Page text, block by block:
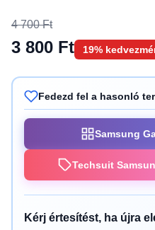
4 700 Ft
3 800 Ft 19%
Fedezd fel a hasonló
Samsung
Techsuit
Kérj értesítést, ha újra